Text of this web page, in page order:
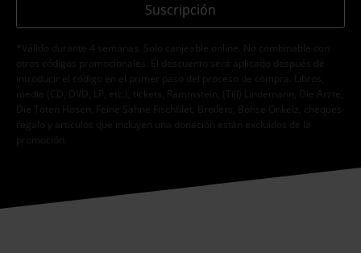
Suscripción
*Válido durante 4 semanas. Solo canjeable online. No combinable con
otros códigos promocionales. El descuento será aplicado después de
introducir el código en el primer paso del proceso de compra. Libros,
media (CD, DVD, LP, etc.), tickets, Rammstein, (Till) Lindemann, Die Ärzte,
Die Toten Hosen, Feine Sahne Fischfilet, Broilers, Böhse Onkelz, cheques-
regalo y artículos que incluyen una donación están excluidos de la
promoción.